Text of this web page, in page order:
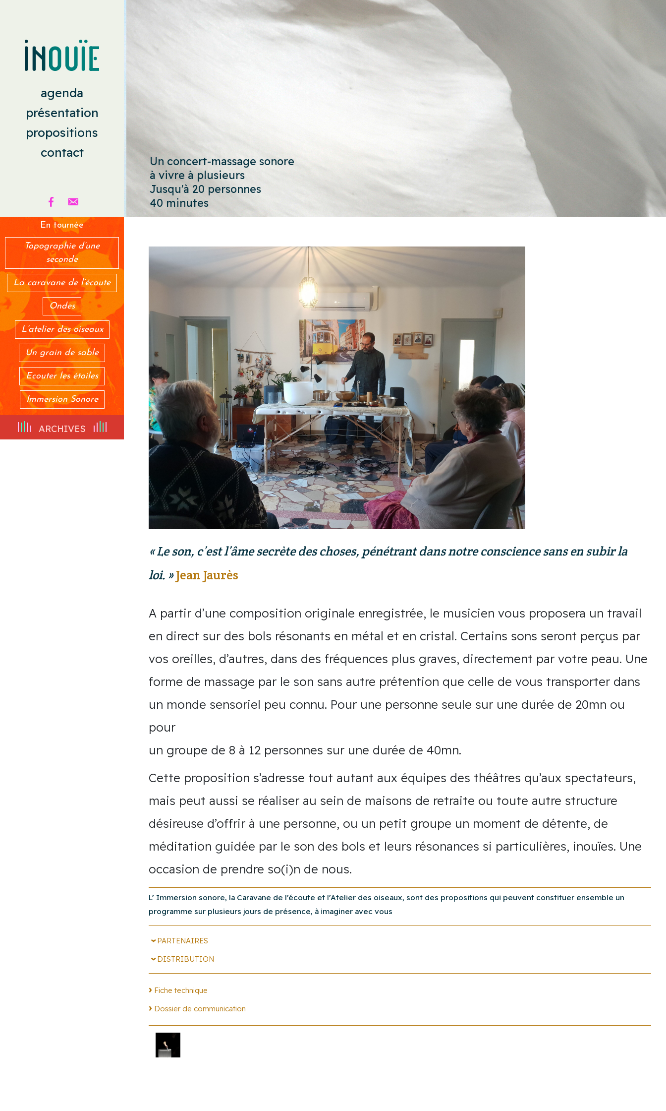
agenda
présentation
propositions
contact
En tournée
Topographie d’une
seconde
La caravane de l’écoute
Ondes
L’atelier des oiseaux
Un grain de sable
Ecouter les étoiles
Immersion Sonore
ARCHIVES
Un concert-massage sonore
à vivre à plusieurs
Jusqu'à 20 personnes
40 minutes
Le son, c’est l’âme secrète des choses, pénétrant dans notre conscience sans en subir la
loi.
Jean Jaurès
A partir d’une composition originale enregistrée, le musicien vous proposera un travail
en direct sur des bols résonants en métal et en cristal. Certains sons seront perçus par
vos oreilles, d’autres, dans des fréquences plus graves, directement par votre peau. Une
forme de massage par le son sans autre prétention que celle de vous transporter dans
un monde sensoriel peu connu. Pour une personne seule sur une durée de 20mn ou
pour
un groupe de 8 à 12 personnes sur une durée de 40mn.
Cette proposition s’adresse tout autant aux équipes des théâtres qu’aux spectateurs,
mais peut aussi se réaliser au sein de maisons de retraite ou toute autre structure
désireuse d’offrir à une personne, ou un petit groupe un moment de détente, de
méditation guidée par le son des bols et leurs résonances si particulières, inouïes. Une
occasion de prendre so(i)n de nous.
L’ Immersion sonore, la Caravane de l’écoute et l’Atelier des oiseaux, sont des propositions qui peuvent constituer ensemble un
programme sur plusieurs jours de présence, à imaginer avec vous
PARTENAIRES
scène conventionnée de
Château Arnoux-Saint Auban
DISTRIBUTION
Thierry Balasse - composition et interprétation
Fiche technique
Dossier de communication